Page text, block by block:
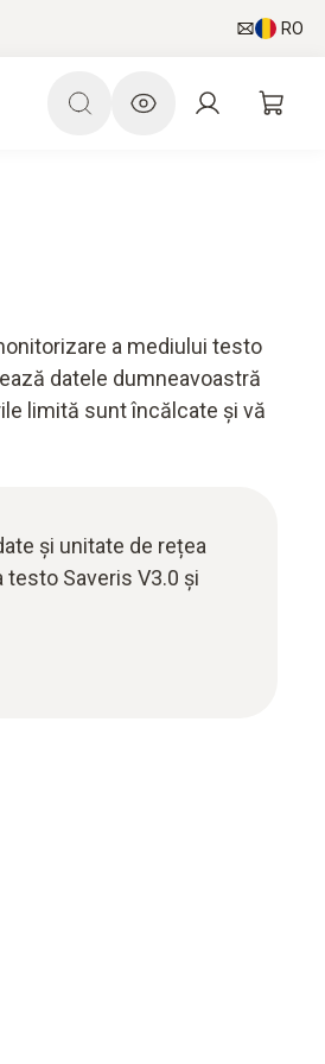
RO
a mediului testo
datele dumneavoastră
limită sunt încălcate și vă
și unitate de rețea
Saveris V3.0 și